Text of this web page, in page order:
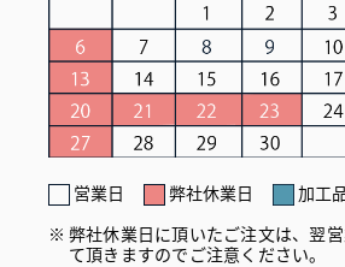
営業日 弊社休業日
加工
弊社休業日に頂いたご注文は、翌
て頂きますのでご注意ください。